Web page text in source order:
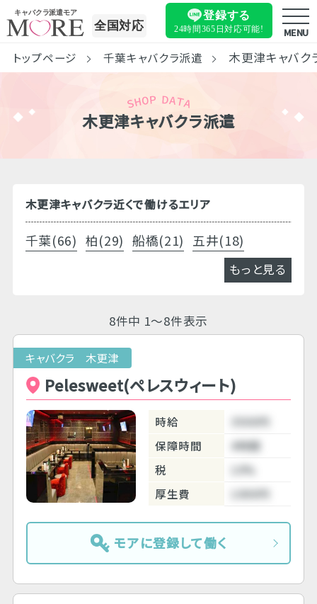
キャバクラ派遣モア
全国対応
登録する
24時間365日対応可能! MENU
トップページ 千葉キャバクラ派遣 木更津キャバク
木更津キャバクラ派遣
木更津キャバクラ近くで働けるエリア
千葉(66) 柏(29) 船橋(21) 五井(18)
もっと見る
8件中 1～8件表示
キャバクラ 木更津
Pelesweet(ペレスウィート)
時給
3500円
保障時間
4時間
税
10%
厚生費
1000円
モアに登録して働く